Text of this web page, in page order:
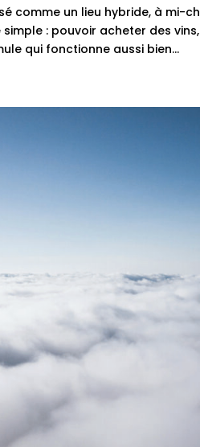
comme un lieu hybride, à mi-
: pouvoir acheter des
qui fonctionne aussi bien...